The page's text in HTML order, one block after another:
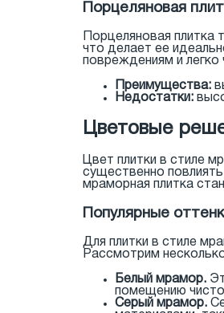
Порцеляновая
Порцеляновая
что делает ее
повреждениям и легко
Преимущества:
Недостатки:
Цветовые
Цвет плитки в стиле
существенно
мраморная плитка
Популярные
Для плитки в стиле
Рассмотрим
Белый мрамор.
помещению
Серый мрамор.